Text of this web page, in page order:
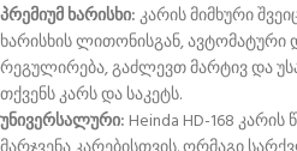
პრემიუმ ხარისხი:კარის მიმხური
ხარისხის ლითონისგან, ავტომატური
რეგულირება, გაძლევთ მარტივ და
თქვენს კარს და საკეტს.
უნივერსალური: Heinda HD-168